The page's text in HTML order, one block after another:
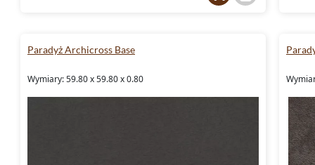
Paradyż Archicross Base
Wymiary: 59.80 x 59.80 x 0.80